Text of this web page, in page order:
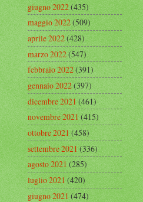
giugno 2022(435)
maggio 2022(509)
aprile 2022(428)
marzo 2022(547)
febbraio 2022(391)
gennaio 2022(397)
dicembre 2021(461)
novembre 2021(415)
ottobre 2021(458)
settembre 2021(336)
agosto 2021(285)
luglio 2021(420)
giugno 2021(474)